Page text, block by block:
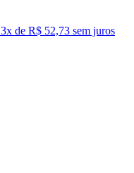
3x de R$ 52,73 sem juros